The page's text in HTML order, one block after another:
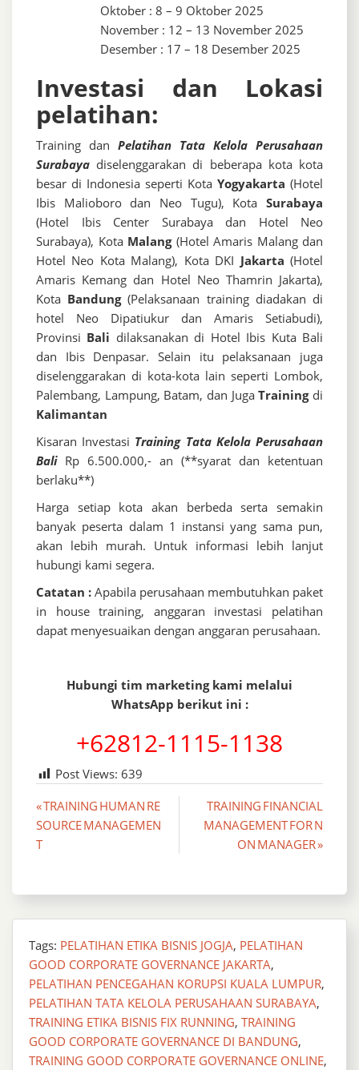
Oktober : 8 – 9 Oktober 2025
November : 12 – 13 November 2025
Desember : 17 – 18 Desember 2025
Investasi dan Lokasi
pelatihan:
Training dan Pelatihan Tata Kelola Perusahaan
Surabaya diselenggarakan di beberapa kota kota
besar di Indonesia seperti Kota Yogyakarta (Hotel
Ibis Malioboro dan Neo Tugu), Kota Surabaya
(Hotel Ibis Center Surabaya dan Hotel Neo
Surabaya), Kota Malang(Hotel Amaris Malang dan
Hotel Neo Kota Malang), Kota DKI Jakarta (Hotel
Amaris Kemang dan Hotel Neo Thamrin Jakarta),
Kota Bandung(Pelaksanaan training diadakan di
hotel Neo Dipatiukur dan Amaris Setiabudi),
Provinsi Bali dilaksanakan di Hotel Ibis Kuta Bali
dan Ibis Denpasar. Selain itu pelaksanaan juga
diselenggarakan di kota-kota lain seperti Lombok,
Palembang, Lampung, Batam, dan JugaTrainingdi
Kalimantan
Kisaran Investasi Training Tata Kelola Perusahaan
Bali Rp 6.500.000,- an (**syarat dan ketentuan
berlaku**)
Harga setiap kota akan berbeda serta semakin
banyak peserta dalam 1 instansi yang sama pun,
akan lebih murah. Untuk informasi lebih lanjut
hubungi kami segera.
Catatan : Apabila perusahaan membutuhkan paket
in house training, anggaran investasi pelatihan
dapat menyesuaikan dengan anggaran perusahaan.
Hubungi tim marketing kami melalui
WhatsApp berikut ini :
+62812-1115-1138
Post Views: 639
Post
navigation
« TRAINING HUMAN RE
SOURCE MANAGEMEN
T
TRAINING FINANCIAL
MANAGEMENT FOR N
ON MANAGER »
Tags: PELATIHAN ETIKA BISNIS JOGJA, PELATIHAN
GOOD CORPORATE GOVERNANCE JAKARTA,
PELATIHAN PENCEGAHAN KORUPSI KUALA LUMPUR,
PELATIHAN TATA KELOLA PERUSAHAAN SURABAYA,
TRAINING ETIKA BISNIS FIX RUNNING, TRAINING
GOOD CORPORATE GOVERNANCE DI BANDUNG,
TRAINING GOOD CORPORATE GOVERNANCE ONLINE,